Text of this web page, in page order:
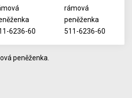
peněženka.